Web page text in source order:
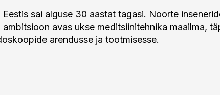
Eestis sai alguse 30 aastat tagasi. Noorte
avas ukse meditsiinitehnika maailma,
arendusse ja tootmisesse.